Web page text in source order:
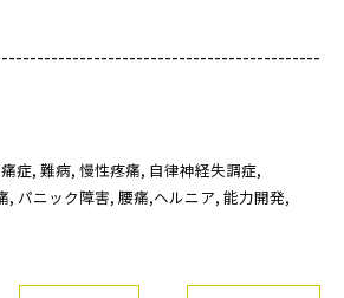
症 難病 慢性疼痛 自律神経失調症
パニック障害 腰痛,ヘルニア 能力開発